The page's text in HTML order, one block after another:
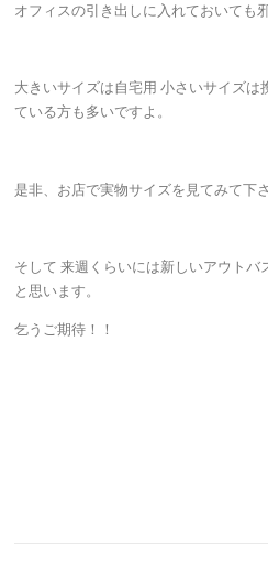
オフィスの引き出しに入れておいても
大きいサイズは自宅用 小さいサイズ
ている方も多いですよ。
是非、お店で実物サイズを見てみて下
そして 来週くらいには新しいアウト
と思います。
乞うご期待！！